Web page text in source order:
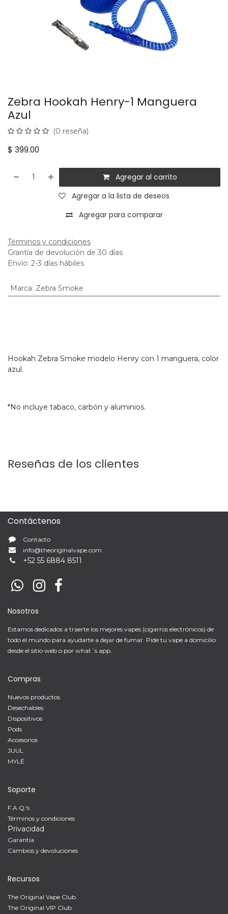
Zebra Hookah Henry-1 Manguera
Azul
(0 reseña)
$ 399.00
Agregar al carrito
Agregar para comparar
Agregar a la lista de deseos
Términos y condiciones
Grantía de devolución de 30 días
Envío: 2-3 días hábiles
Marca: Zebra Smoke
Hookah Zebra Smoke modelo Henry con 1 manguera, color
azul.
*No incluye tabaco, carbón y aluminios.
Reseñas de los clientes
Contáctenos
Contacto
info@theoriginalvape.com
+52 55 6884 8511
Nosotros
Estamos dedicados a traerte los mejores vapes (cigarros electrónicos) de
todo el mundo para ayudarte a dejar de fumar. Pide tu vape a domicilio
desde el sitio web o por what´s app.
Compras
Nuevos productos
Desechables
Dispositivos
Pods
Accesorios
JUUL
MYLÉ
Soporte
F.A.Q.'s
Términos y condiciones
Privacidad
Garantía
Cambios y devoluciones
Recursos
The Original Vape Club
The Original VIP Club